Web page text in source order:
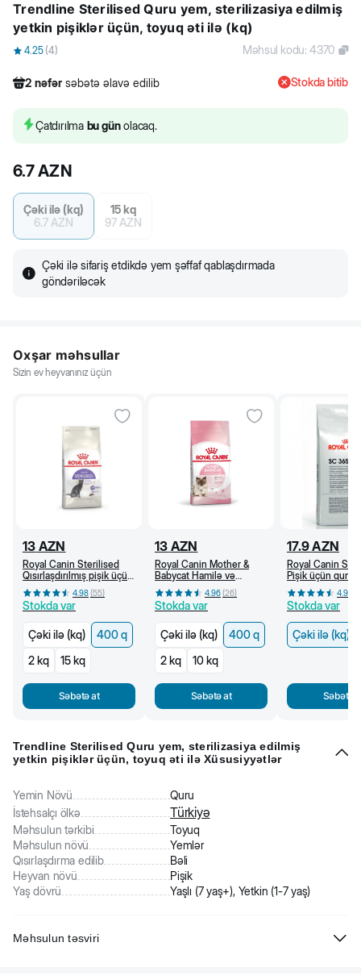
Trendline Sterilised Quru yem, sterilizasiya edilmiş
yetkin pişiklər üçün, toyuq əti ilə (kq)
4.25 (4) Məhsul kodu:4370
2 nəfər səbətə əlavə edilib
55 nəfər məhsulu alıb
Stokda bitib
Çatdırılma bu günolacaq.
6.7AZN
Çəki ilə (kq)
6.7 AZN
15 kq
97 AZN
Çəki ilə sifariş etdikdə yem şəffaf qablaşdırmada
göndəriləcək
Oxşar məhsullar
Sizin ev heyvanınız üçün
13 AZN
Royal Canin Sterilised
Qısırlaşdırılmış pişik üçün
quru yem, 1 yaşdan, 400
q
4.98(55)
Stokda var
Çəki ilə (kq)
400 q
2 kq
15 kq
Səbətə at
13 AZN
Royal Canin Mother &
Babycat Hamilə və
südverən pişik və bala
pişik üçün quru yem (400
q)
4.96(26)
Stokda var
Çəki ilə (kq)
400 q
2 kq
10 kq
Səbətə at
17.9AZN
Royal Canin
Pişik üçün quru
yaşdan (kq) 4.96
Stokda var
Çəki ilə (kq)
Səbətə
Trendline Sterilised Quru yem, sterilizasiya edilmiş
yetkin pişiklər üçün, toyuq əti ilə Xüsusiyyətlər
Yemin Növü
Quru
İstehsalçı ölkə
Türkiyə
Məhsulun tərkibi
Toyuq
Məhsulun növü
Yemlər
Qısırlaşdırma edilib
Bəli
Heyvan növü
Pişik
Yaş dövrü
Yaşlı (7 yaş+), Yetkin (1-7 yaş)
Məhsulun təsviri